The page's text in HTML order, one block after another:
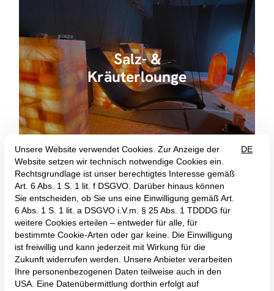
Salz- &
Kräuterlounge
Urlaub ganz nach Ihren Wünschen